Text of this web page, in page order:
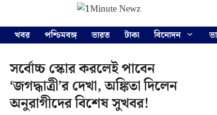
content
খবর
পশ্চিমবঙ্গ ভারত টাকা বিনোদন
সর্বোচ্চ স্কোর করলেই পাবেন
‘জগদ্ধাত্রী’র দেখা, অঙ্কিতা দিলেন
অনুরাগীদের বিশেষ সুখবর!